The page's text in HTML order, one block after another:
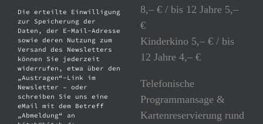
Die erteilte Einwilligung
zur Speicherung der
Daten, der E-Mail-Adresse
sowie deren Nutzung zum
Versand des Newsletters
können Sie jederzeit
widerrufen, etwa über den
„Austragen“-Link im
Newsletter – oder
schreiben Sie uns eine
eMail mit dem Betreff
„Abmeldung“ an
8,– € / bis 12 Jahre 5,–
€
Kinderkino 5,– € / bis
12 Jahre 4,– €
Telefonische
Programmansage &
Kartenreservierung rund